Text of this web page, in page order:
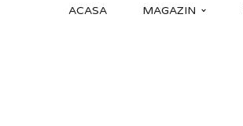
ACASA MAGAZIN